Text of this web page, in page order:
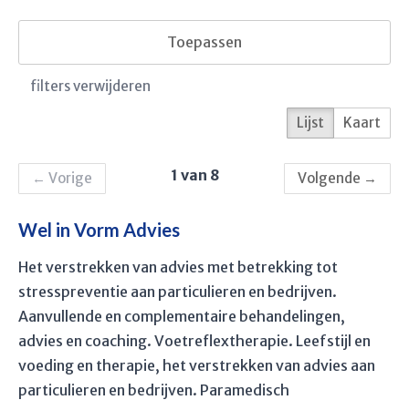
Toepassen
filters verwijderen
Lijst Kaart
← Vorige 1 van 8 Volgende →
Wel in Vorm Advies
Het verstrekken van advies met betrekking tot
stresspreventie aan particulieren en bedrijven.
Aanvullende en complementaire behandelingen,
advies en coaching. Voetreflextherapie. Leefstijl en
voeding en therapie, het verstrekken van advies aan
particulieren en bedrijven. Paramedisch